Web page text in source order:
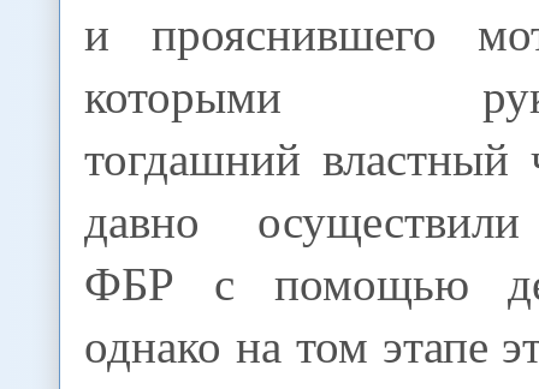
и прояснившего
которыми
тогдашний
давно
ФБР с помощью
однако на том этапе